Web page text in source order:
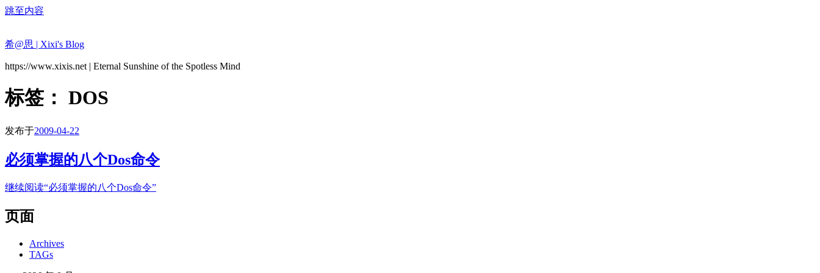
跳至内容
希@思 | Xixi's Blog
https://www.xixis.net | Eternal Sunshine of the Spotless Mind
标签： DOS
发布于2009-04-22
必须掌握的八个Dos命令
继续阅读“必须掌握的八个Dos命令”
页面
Archives
TAGs